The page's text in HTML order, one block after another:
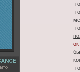
-
-
-
-